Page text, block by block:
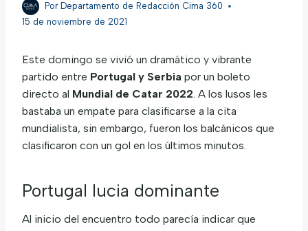
Por Departamento de Redacción Cima 360
15 de noviembre de 2021
Este domingo se vivió un dramático y vibrante
partido entre Portugal y Serbia por un boleto
directo al Mundial de Catar 2022 . A los lusos les
bastaba un empate para clasificarse a la cita
mundialista, sin embargo, fueron los balcánicos que
clasificaron con un gol en los últimos minutos.
Portugal lucia dominante
Al inicio del encuentro todo parecía indicar que